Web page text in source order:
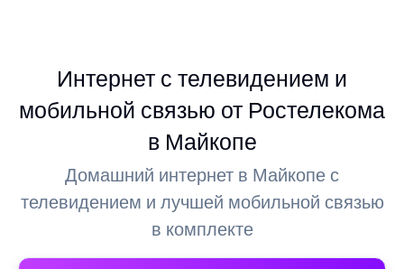
Интернет с телевидением и
мобильной связью от Ростелекома
в Майкопе
Домашний интернет в Майкопе с
телевидением и лучшей мобильной связью
в комплекте